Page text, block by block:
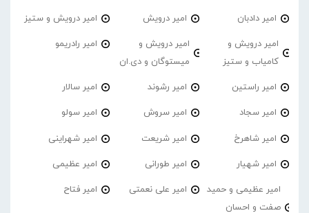
امیر دادبان امیر درویش امیر درویش و ستیز
امیر درویش و
کامیاب و ستیز
امیر درویش و
میستوگان و دی.ان
امیر رادریمو
امیر راستین امیر رشوند امیر سالار
امیر سجاد امیر سروش امیر سولو
امیر شاهرخ امیر شریعت امیر شهراینی
امیر شهیار امیر طورانی امیر عظیمی
امیر عظیمی و حمید
صفت و احسان
امیر علی نعمتی امیر فتاح